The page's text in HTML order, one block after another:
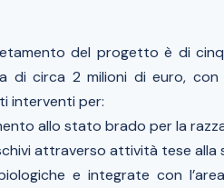
del progetto è di
di circa 2 milioni di euro,
interventi per:
allo stato brado per la
attraverso attività tese alla
e integrate con